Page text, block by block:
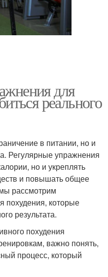
для
реального
в питании, но и
Регулярные упражнения
но и укреплять
и повышать общее
рассмотрим
похудения, которые
результата.
похудения
важно понять,
процесс, который